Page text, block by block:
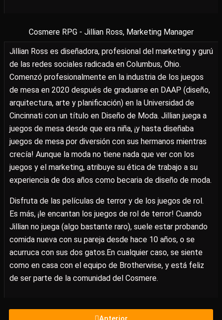
Cosmere RPG - Jillian Ross, Marketing Manager
Jillian Ross es diseñadora, profesional del marketing y gurú
de las redes sociales radicada en Columbus, Ohio.
Comenzó profesionalmente en la industria de los juegos
de mesa en 2020 después de graduarse en DAAP (diseño,
arquitectura, arte y planificación) en la Universidad de
Cincinnati con un título en Diseño de Moda. Jillian juega a
juegos de mesa desde que era niña, ¡y hasta diseñaba
juegos de mesa por diversión con sus hermanos mientras
crecía! Aunque la moda no tiene nada que ver con los
juegos y el marketing, atribuye su ética de trabajo a su
experiencia de dos años como becaria de diseño de moda.
Disfruta de las películas de terror y de los juegos de rol.
Es más, ¡le encantan los juegos de rol de terror! Cuando
Jillian no juega (algo bastante raro), suele estar probando
comida nueva con su pareja desde hace 10 años, o se
acurruca con sus dos gatos.En cualquier caso, se siente
como en casa con el equipo de Brotherwise, y está feliz
de ser parte de la comunidad del Cosmere.